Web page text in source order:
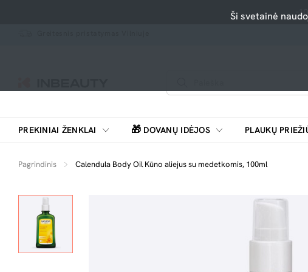
-
PREKINIAI ŽENKLAI 🎁 DOVANŲ IDĖJOS PLAUKŲ
Pagrindinis Calendula Body Oil Kūno aliejus su medetkomis, 100ml
Ši svetainė